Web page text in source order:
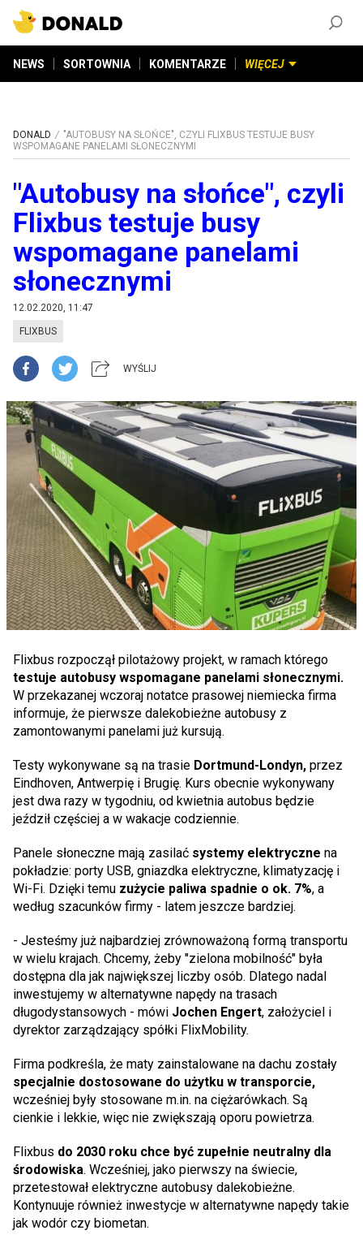
NEWS SORTOWNIA KOMENTARZE WIĘCEJ
DONALD
"AUTOBUSY NA SŁOŃCE", CZYLI FLIXBUS TESTUJE BUSY
WSPOMAGANE PANELAMI SŁONECZNYMI
"Autobusy na słońce", czyli
Flixbus testuje busy
wspomagane panelami
słonecznymi
12.02.2020, 11:47
FLIXBUS
WYŚLIJ
Flixbus rozpoczął pilotażowy projekt, w ramach którego
testuje autobusy wspomagane panelami słonecznymi.
W przekazanej wczoraj notatce prasowej niemiecka firma
informuje, że pierwsze dalekobieżne autobusy z
zamontowanymi panelami już kursują.
Testy wykonywane są na trasie Dortmund-Londyn, przez
Eindhoven, Antwerpię i Brugię. Kurs obecnie wykonywany
jest dwa razy w tygodniu, od kwietnia autobus będzie
jeździł częściej a w wakacje codziennie.
Panele słoneczne mają zasilać systemy elektryczne na
pokładzie: porty USB, gniazdka elektryczne, klimatyzację i
Wi-Fi. Dzięki temu zużycie paliwa spadnie o ok. 7%, a
według szacunków firmy - latem jeszcze bardziej.
- Jesteśmy już najbardziej zrównoważoną formą transportu
w wielu krajach. Chcemy, żeby "zielona mobilność" była
dostępna dla jak największej liczby osób. Dlatego nadal
inwestujemy w alternatywne napędy na trasach
długodystansowych - mówi Jochen Engert, założyciel i
dyrektor zarządzający spółki FlixMobility.
Firma podkreśla, że maty zainstalowane na dachu zostały
specjalnie dostosowane do użytku w transporcie,
wcześniej były stosowane m.in. na ciężarówkach. Są
cienkie i lekkie, więc nie zwiększają oporu powietrza.
Flixbus do 2030 roku chce być zupełnie neutralny dla
środowiska. Wcześniej, jako pierwszy na świecie,
przetestował elektryczne autobusy dalekobieżne.
Kontynuuje również inwestycje w alternatywne napędy takie
jak wodór czy biometan.